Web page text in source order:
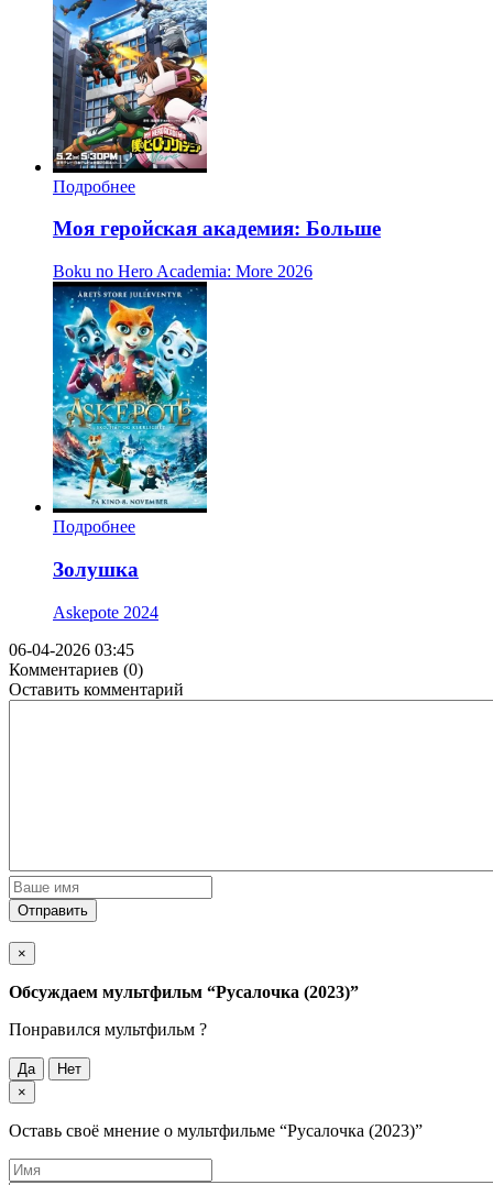
Подробнее
Моя геройская академия: Больше
Boku no Hero Academia: More 2026
Подробнее
Золушка
Askepote 2024
06-04-2026 03:45
Комментариев (0)
Оставить комментарий
Отправить
×
Обсуждаем мультфильм “Русалочка (2023)”
Понравился мультфильм ?
Да
Нет
×
Оставь своё мнение о мультфильме “Русалочка (2023)”